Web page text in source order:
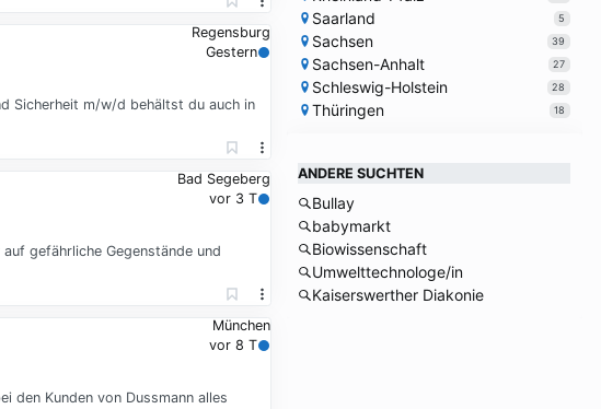
Regensburg
Gestern
Sicherheit m/w/d behältst du auch in
Bad Segeberg
vor 3 T
gefährliche Gegenstände und
München
vor 8 T
den Kunden von Dussmann alles
Saarland 5
Sachsen 39
Sachsen-Anhalt 27
Schleswig-Holstein 28
Thüringen 18
ANDERE SUCHTEN
Bullay
babymarkt
Biowissenschaft
Umwelttechnologe/in
Kaiserswerther Diakonie